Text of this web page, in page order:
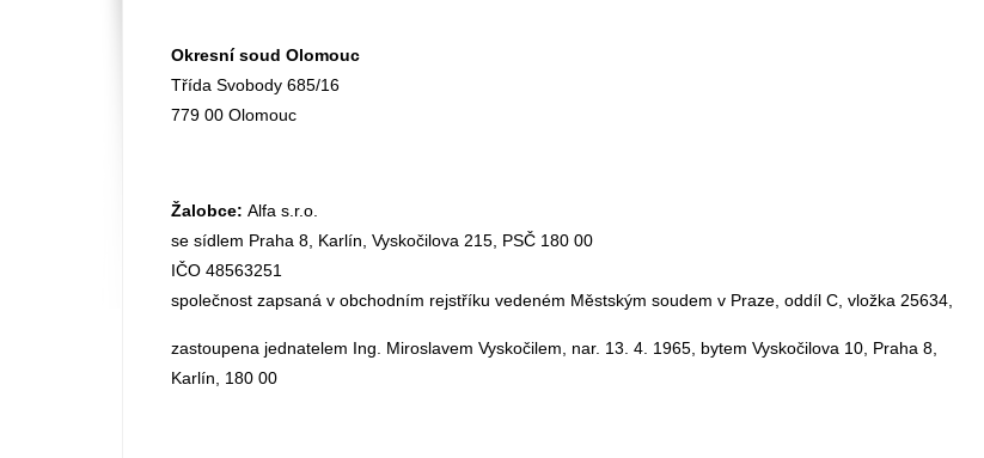
Okresní soud Olomouc
Třída Svobody 685/16
779 00 Olomouc
Žalobce: Alfa s.r.o.
se sídlem Praha 8, Karlín, Vyskočilova 215, PSČ 180 00
IČO 48563251
společnost zapsaná v obchodním rejstříku vedeném Městským soudem v Praze, oddíl C, vložka 25634,
zastoupena jednatelem Ing. Miroslavem Vyskočilem, nar. 13. 4. 1965, bytem Vyskočilova 10, Praha 8,
Karlín, 180 00